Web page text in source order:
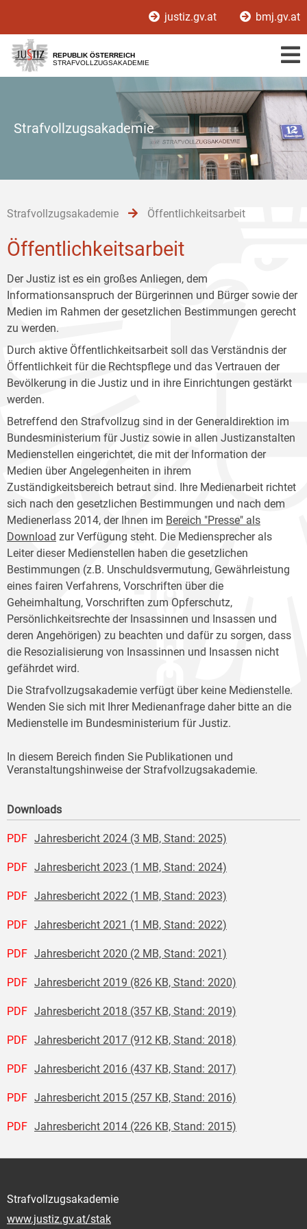
[1]
[2]
[3]
justiz.gv.at bmj.gv.at
REPUBLIK ÖSTERREICH
STRAFVOLLZUGSAKADEMIE
Strafvollzugsakademie
Strafvollzugsakademie Öffentlichkeitsarbeit
Öffentlichkeitsarbeit
Der Justiz ist es ein großes Anliegen, dem
Informationsanspruch der Bürgerinnen und Bürger sowie der
Medien im Rahmen der gesetzlichen Bestimmungen gerecht
zu werden.
Durch aktive Öffentlichkeitsarbeit soll das Verständnis der
Öffentlichkeit für die Rechtspflege und das Vertrauen der
Bevölkerung in die Justiz und in ihre Einrichtungen gestärkt
werden.
Betreffend den Strafvollzug sind in der Generaldirektion im
Bundesministerium für Justiz sowie in allen Justizanstalten
Medienstellen eingerichtet, die mit der Information der
Medien über Angelegenheiten in ihrem
Zuständigkeitsbereich betraut sind. Ihre Medienarbeit richtet
sich nach den gesetzlichen Bestimmungen und nach dem
Medienerlass 2014, der Ihnen im Bereich "Presse" als
Download zur Verfügung steht. Die Mediensprecher als
Leiter dieser Medienstellen haben die gesetzlichen
Bestimmungen (z.B. Unschuldsvermutung, Gewährleistung
eines fairen Verfahrens, Vorschriften über die
Geheimhaltung, Vorschriften zum Opferschutz,
Persönlichkeitsrechte der Insassinnen und Insassen und
deren Angehörigen) zu beachten und dafür zu sorgen, dass
die Resozialisierung von Insassinnen und Insassen nicht
gefährdet wird.
Die Strafvollzugsakademie verfügt über keine Medienstelle.
Wenden Sie sich mit Ihrer Medienanfrage daher bitte an die
Medienstelle im Bundesministerium für Justiz.
In diesem Bereich finden Sie Publikationen und
Veranstaltungshinweise der Strafvollzugsakademie.
Downloads
PDF Jahresbericht 2024 (3 MB, Stand: 2025)
PDF Jahresbericht 2023 (1 MB, Stand: 2024)
PDF Jahresbericht 2022 (1 MB, Stand: 2023)
PDF Jahresbericht 2021 (1 MB, Stand: 2022)
PDF Jahresbericht 2020 (2 MB, Stand: 2021)
PDF Jahresbericht 2019 (826 KB, Stand: 2020)
PDF Jahresbericht 2018 (357 KB, Stand: 2019)
PDF Jahresbericht 2017 (912 KB, Stand: 2018)
PDF Jahresbericht 2016 (437 KB, Stand: 2017)
PDF Jahresbericht 2015 (257 KB, Stand: 2016)
PDF Jahresbericht 2014 (226 KB, Stand: 2015)
Strafvollzugsakademie
www.justiz.gv.at/stak